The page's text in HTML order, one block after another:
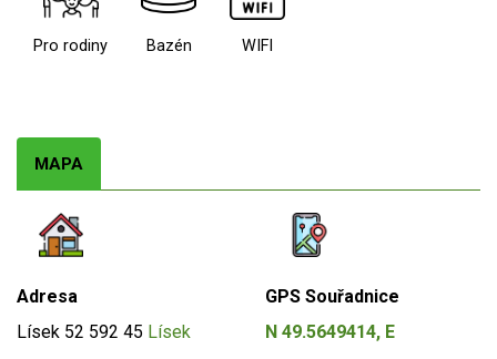
Pro rodiny Bazén WIFI
MAPA
Adresa
Lísek 52 592 45 Lísek
GPS Souřadnice
N 49.5649414, E